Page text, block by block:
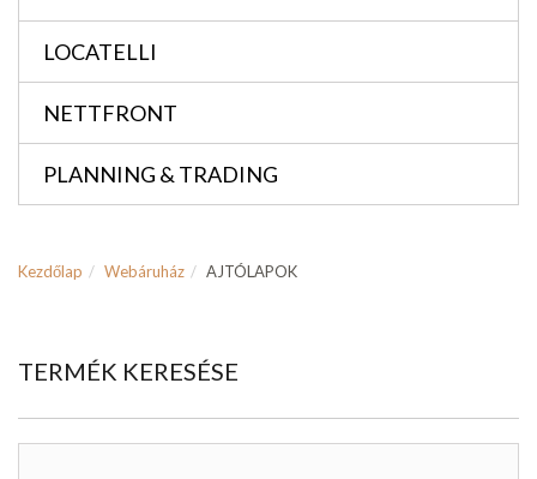
LOCATELLI
NETTFRONT
PLANNING & TRADING
Kezdőlap Webáruház AJTÓLAPOK
TERMÉK KERESÉSE